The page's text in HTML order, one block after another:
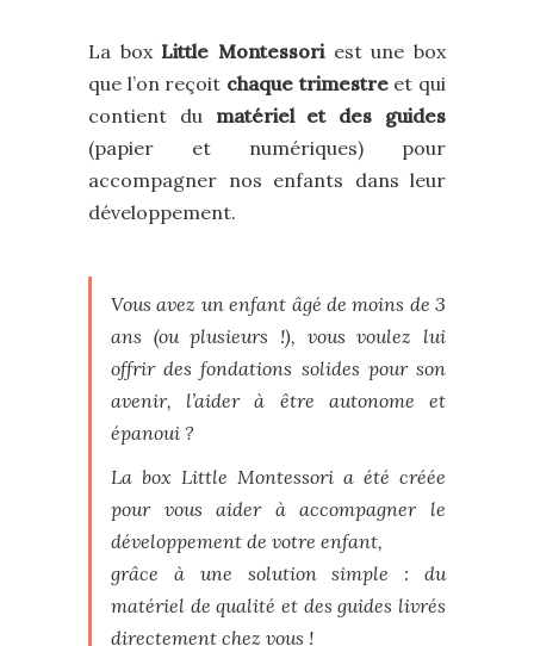
La boxLittle Montessoriest une box
que l’on reçoit chaque trimestreet qui
contient du matériel et des guides
(papier et numériques) pour
accompagner nos enfants dans leur
développement.
Vous avez un enfant âgé de moins de 3
ans (ou plusieurs !), vous voulez lui
offrir des fondations solides pour son
avenir, l’aider à être autonome et
épanoui ?
La box Little Montessori a été créée
pour vous aider à accompagner le
développement de votre enfant,
grâce à une solution simple : du
matériel de qualité et des guides livrés
directement chez vous !